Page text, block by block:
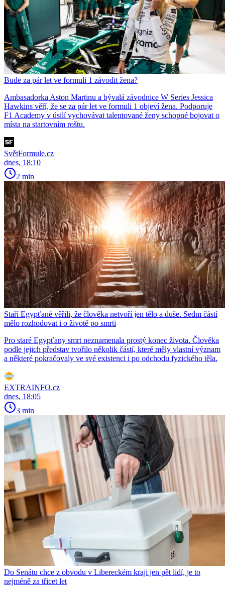
Bude za pár let ve formuli 1 závodit žena?
Ambasadorka Aston Martinu a bývalá závodnice W Series Jessica
Hawkins věří, že se za pár let ve formuli 1 objeví žena. Podporuje
F1 Academy v úsilí vychovávat talentované ženy schopné bojovat o
místa na startovním roštu.
SvětFormule.cz
dnes, 18:10
2 min
Staří Egypťané věřili, že člověka netvoří jen tělo a duše. Sedm částí
mělo rozhodovat i o životě po smrti
Pro staré Egypťany smrt neznamenala prostý konec života. Člověka
podle jejich představ tvořilo několik částí, které měly vlastní význam
a některé pokračovaly ve své existenci i po odchodu fyzického těla.
EXTRAINFO.cz
dnes, 18:05
3 min
Do Senátu chce z obvodu v Libereckém kraji jen pět lidí, je to
nejméně za třicet let